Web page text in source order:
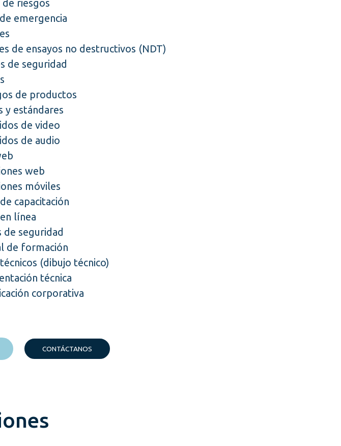
de riesgos
emergencia
de ensayos no destructivos (NDT)
de seguridad
de productos
y estándares
de video
de audio
web
móviles
capacitación
línea
de seguridad
de formación
(dibujo técnico)
técnica
corporativa
CONTÁCTANOS